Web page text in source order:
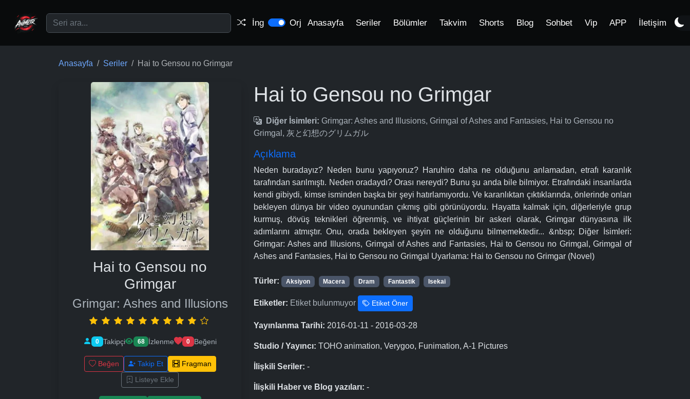
İng Orj Anasayfa Seriler Bölümler Takvim Shorts Blog Sohbet Vip APP İletişim
Anasayfa Seriler Hai to Gensou no Grimgar
Hai to Gensou no
Grimgar
Grimgar: Ashes and Illusions
0 Takipçi 68 İzlenme 0 Beğeni
Beğen Takip Et
Fragman
Listeye Ekle
Hai to Gensou no Grimgar
Diğer İsimleri: Grimgar: Ashes and Illusions, Grimgal of Ashes and Fantasies, Hai to Gensou no
Grimgal, 灰と幻想のグリムガル
Açıklama
Neden buradayız? Neden bunu yapıyoruz? Haruhiro daha ne olduğunu anlamadan, etrafı karanlık
tarafından sarılmıştı. Neden oradaydı? Orası nereydi? Bunu şu anda bile bilmiyor. Etrafındaki insanlarda
kendi gibiydi, kimse isminden başka bir şeyi hatırlamıyordu. Ve karanlıktan çıktıklarında, önlerinde onları
bekleyen dünya bir video oyunundan çıkmış gibi görünüyordu. Hayatta kalmak için, diğerleriyle grup
kurmuş, dövüş teknikleri öğrenmiş, ve ihtiyat güçlerinin bir askeri olarak, Grimgar dünyasına ilk
adımlarını atmıştır. Onu, orada bekleyen şeyin ne olduğunu bilmemektedir... &nbsp; Diğer İsimleri:
Grimgar: Ashes and Illusions, Grimgal of Ashes and Fantasies, Hai to Gensou no Grimgal, Grimgal of
Ashes and Fantasies, Hai to Gensou no Grimgal Uyarlama: Hai to Gensou no Grimgar (Novel)
Türler: Aksiyon Macera Dram Fantastik Isekai
Etiketler: Etiket bulunmuyor Etiket Öner
Yayınlanma Tarihi: 2016-01-11 - 2016-03-28
Studio / Yayıncı: TOHO animation, Verygoo, Funimation, A-1 Pictures
İlişkili Seriler: -
İlişkili Haber ve Blog yazıları: -